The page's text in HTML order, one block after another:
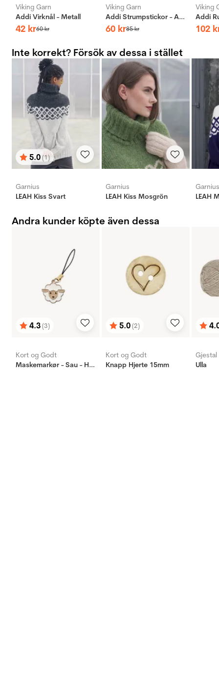
Viking Garn
Addi Virknål - Metall
42 kr60kr
Viking Garn
Addi Strumpstickor - Aluminium
60 kr85kr
Viking
102
Inte korrekt? Försök av dessa i stället
Betyg:
5.0(1)
utav 5 stjärnor
Garnius
LEAH Kiss Svart
Garnius
LEAH Kiss Mosgrön
Garnius
LEAH
Andra kunder köpte även dessa
Betyg:
4.3(3)
utav 5 stjärnor
Kort og Godt
Maskemarkør - Sau - Hvit
Betyg:
5.0(2)
utav 5 stjärnor
Kort og Godt
Knapp Hjerte 15mm
utav
Gjestal
Ulla